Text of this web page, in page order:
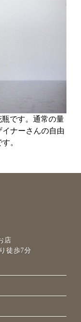
です。通常の量
ナーさんの自由
。
店
徒歩7分